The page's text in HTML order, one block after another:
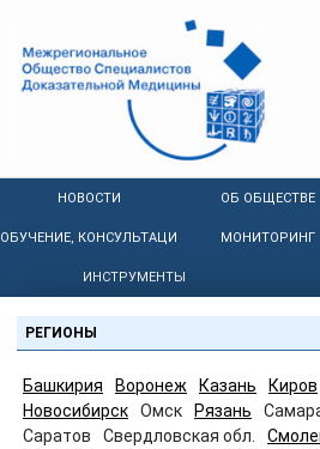
НОВОСТИ ОБ ОБЩЕСТВЕ
ОБУЧЕНИЕ, КОНСУЛЬТАЦИИ МОНИТОРИНГ
ИНСТРУМЕНТЫ
РЕГИОНЫ
Башкирия Воронеж Казань Киров
Новосибирск
Омск Рязань
Саратов
Свердловская обл.